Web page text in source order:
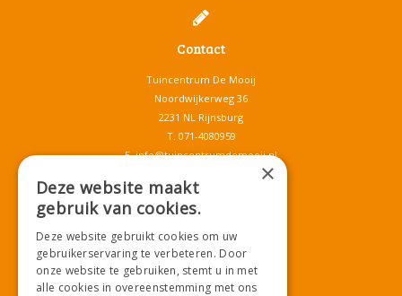
Contact
Tuincentrum De Mooij
Noordwijkerweg 36
2231 NL Rijnsburg
T. 071-4080959
E.info@tuincentrumdemooij.nl
Download onze App!
×
Deze website maakt
gebruik van cookies.
Deze website gebruikt cookies om uw
gebruikerservaring te verbeteren. Door
onze website te gebruiken, stemt u in met
alle cookies in overeenstemming met ons